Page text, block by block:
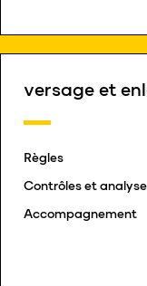
versage et
Règles
Contrôles et
Accompagnement